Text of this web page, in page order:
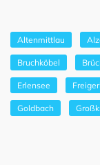
Altenmittlau
Bruchköbel
Erlensee
Goldbach